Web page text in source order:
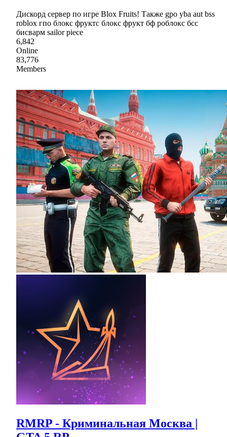
Дискорд сервер по игре Blox Fruits! Также gpo yba aut bss
roblox гпо блокс фруктс блокс фрукт бф роблокс бсс
бисварм sailor piece
6,842
Online
83,776
Members
RMRP - Криминальная Москва |